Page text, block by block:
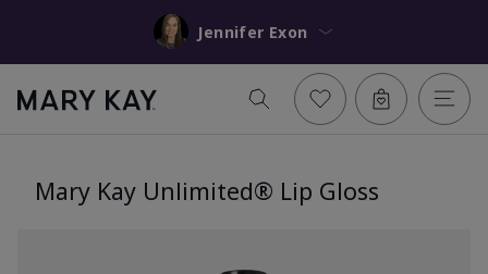
Jennifer Exon
Mary Kay Unlimited® Lip Gloss